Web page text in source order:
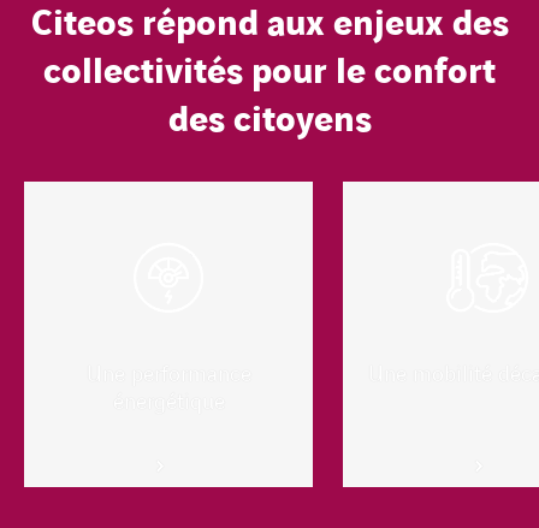
Citeos répond aux enjeux des
collectivités pour le confort
des citoyens